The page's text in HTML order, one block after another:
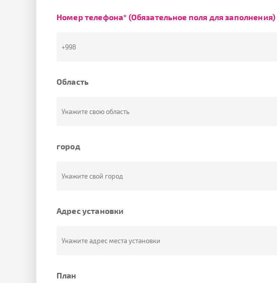
Номер телефона* (Обязательное поля для заполнения)
Область
город
Адрес установки
План